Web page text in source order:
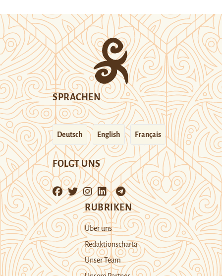
SPRACHEN
Deutsch English Français
FOLGT UNS
RUBRIKEN
Über uns
Redaktionscharta
Unser Team